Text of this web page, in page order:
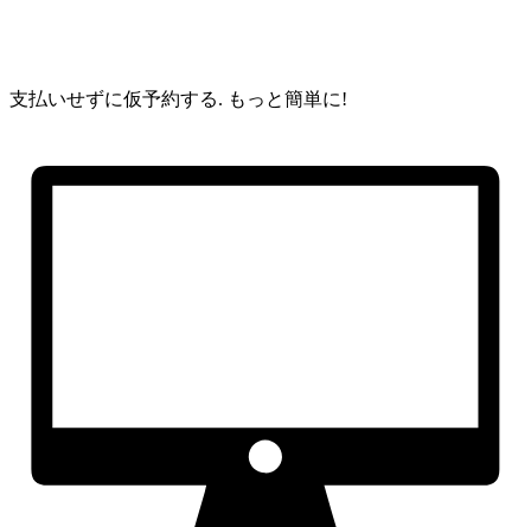
支払いせずに仮予約する. もっと簡単に!